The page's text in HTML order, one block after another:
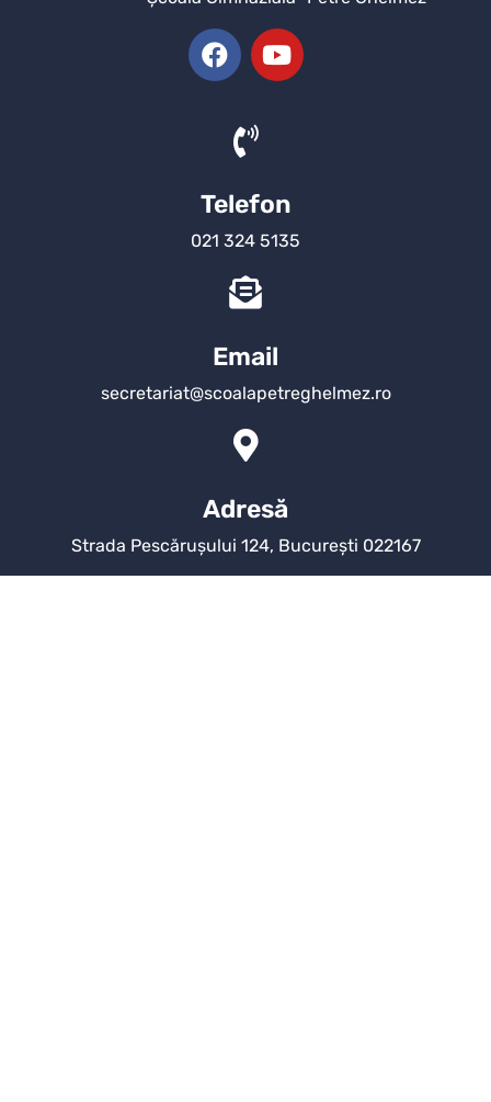
Telefon
021 324 5135
Email
secretariat@scoalapetreghelmez.ro
Adresă
Strada Pescărușului 124, București 022167